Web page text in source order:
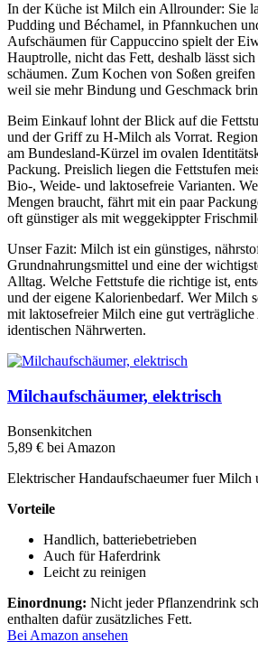
In der Küche ist Milch ein Allrounder: Sie
Pudding und Béchamel, in Pfannkuchen
Aufschäumen für Cappuccino spielt der
Hauptrolle, nicht das Fett, deshalb lässt
schäumen. Zum Kochen von Soßen
weil sie mehr Bindung und Geschmack
Beim Einkauf lohnt der Blick auf die
und der Griff zu H-Milch als Vorrat.
am Bundesland-Kürzel im ovalen
Packung. Preislich liegen die Fettstufen
Bio-, Weide- und laktosefreie Varianten.
Mengen braucht, fährt mit ein paar
oft günstiger als mit weggekippter
Unser Fazit: Milch ist ein günstiges,
Grundnahrungsmittel und eine der
Alltag. Welche Fettstufe die richtige ist,
und der eigene Kalorienbedarf. Wer Milch
mit laktosefreier Milch eine gut
identischen Nährwerten.
Milchaufschäumer, elektrisch
Bonsenkitchen
5,89 € bei Amazon
Elektrischer Handaufschaeumer fuer Milch
Vorteile
Handlich, batteriebetrieben
Auch für Haferdrink
Leicht zu reinigen
Einordnung: Nicht jeder Pflanzendrink
enthalten dafür zusätzliches Fett.
Bei Amazon ansehen